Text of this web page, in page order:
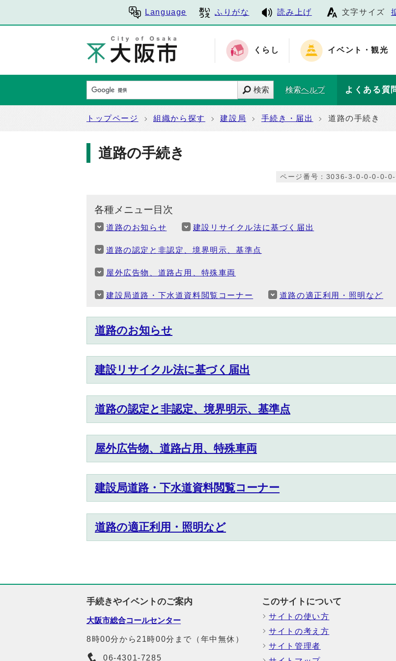
Language ふりがな 読み上げ 文字サイズ
くらし イベント・観光
検索 検索ヘルプ よくある質
トップページ 組織から探す 建設局 手続き・届出 道路の手続き
道路の手続き
ページ番号：3036-3-0-0-0-0-
各種メニュー目次
道路のお知らせ 建設リサイクル法に基づく届出
道路の認定と非認定、境界明示、基準点
屋外広告物、道路占用、特殊車両
建設局道路・下水道資料閲覧コーナー 道路の適正利用・照明など
道路のお知らせ
建設リサイクル法に基づく届出
道路の認定と非認定、境界明示、基準点
屋外広告物、道路占用、特殊車両
建設局道路・下水道資料閲覧コーナー
道路の適正利用・照明など
手続きやイベントのご案内
大阪市総合コールセンター
8時00分から21時00分まで（年中無休）
06-4301-7285
このサイトについて
サイトの使い方
サイトの考え方
サイト管理者